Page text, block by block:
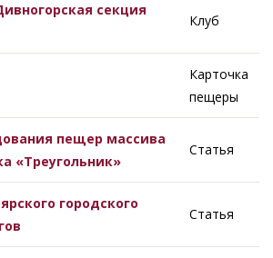
секция
Клуб
Карточка
пещеры
пещер массива
«Треугольник»
Статья
городского
Статья